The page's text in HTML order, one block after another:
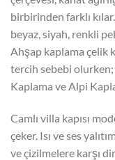
birbirinden farklı
beyaz, siyah, renkli
Ahşap kaplama çelik
tercih sebebi
Kaplama ve Alpi
Camlı villa kapısı
çeker. Isı ve ses
ve çizilmelere karşı